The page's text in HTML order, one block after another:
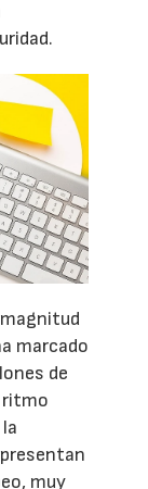
marcado
de
ritmo
muy